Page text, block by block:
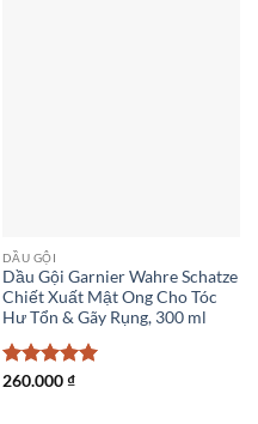
DẦU GỘI
Dầu Gội Garnier Wahre Schatze
Chiết Xuất Mật Ong Cho Tóc
Hư Tổn & Gãy Rụng, 300 ml
Được xếp
260.000₫